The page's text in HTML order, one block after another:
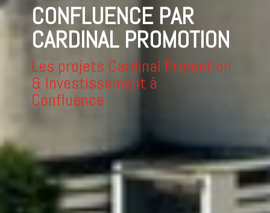
CONFLUENCE PAR
CARDINAL PROMOTION
Les projets Cardinal Promotion
& Investissement à
Confluence